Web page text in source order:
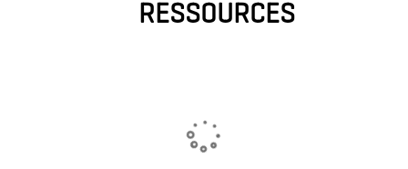
RESSOURCES